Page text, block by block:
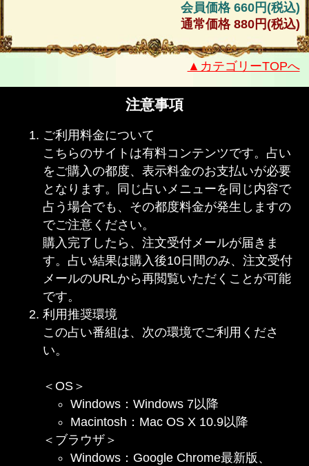
会員価格 660円(税込)
通常価格 880円(税込)
▲カテゴリーTOPへ
注意事項
ご利用料金について
こちらのサイトは有料コンテンツです。占い
をご購入の都度、表示料金のお支払いが必要
となります。同じ占いメニューを同じ内容で
占う場合でも、その都度料金が発生しますの
でご注意ください。
購入完了したら、注文受付メールが届きま
す。占い結果は購入後10日間のみ、注文受付
メールのURLから再閲覧いただくことが可能
です。
利用推奨環境
この占い番組は、次の環境でご利用くださ
い。
＜OS＞
Windows：Windows 7以降
Macintosh：Mac OS X 10.9以降
＜ブラウザ＞
Windows：Google Chrome最新版、